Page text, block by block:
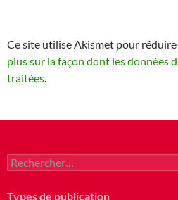
Ce site utilise Akismet pour réduire
plus sur la façon dont les données
traitées
Rechercher :
Types de publication